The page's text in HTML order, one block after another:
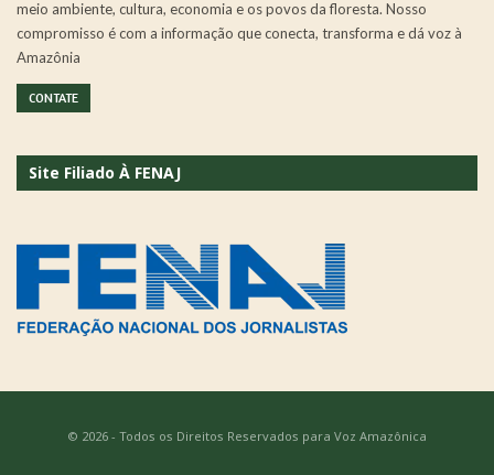
meio ambiente, cultura, economia e os povos da floresta. Nosso
compromisso é com a informação que conecta, transforma e dá voz à
Amazônia
CONTATE
Site Filiado À FENAJ
© 2026 - Todos os Direitos Reservados para Voz Amazônica